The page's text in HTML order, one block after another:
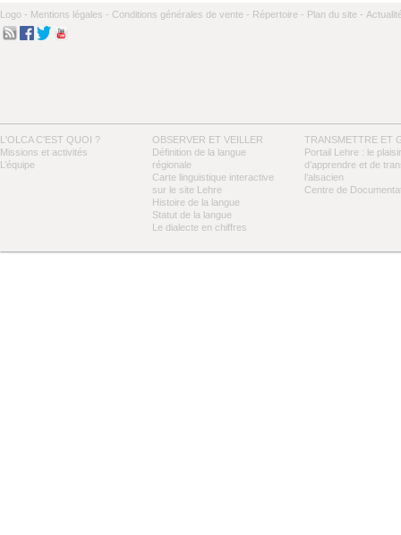
Logo - Mentions légales - Conditions générales de vente - Répertoire - Plan du site -
L'OLCA C'EST QUOI ?
Missions et activités
L’équipe
OBSERVER ET VEILLER
Définition de la langue
régionale
Carte linguistique interactive
sur le site Lehre
Histoire de la langue
Statut de la langue
Le dialecte en chiffres
TRANSMETTRE ET
Portail Lehre : le plaisir
d’apprendre et de
l’alsacien
Centre de